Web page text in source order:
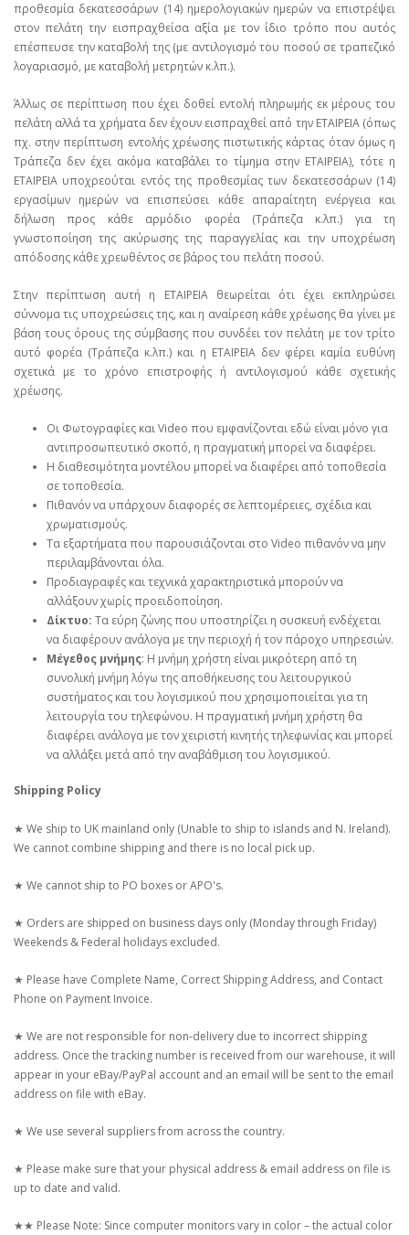
προθεσμία δεκατεσσάρων (14) ημερολογιακών ημερών να επιστρέψει
στον πελάτη την εισπραχθείσα αξία με τον ίδιο τρόπο που αυτός
επέσπευσε την καταβολή της (με αντιλογισμό του ποσού σε τραπεζικό
λογαριασμό, με καταβολή μετρητών κ.λπ.).
Άλλως σε περίπτωση που έχει δοθεί εντολή πληρωμής εκ μέρους του
πελάτη αλλά τα χρήματα δεν έχουν εισπραχθεί από την ΕΤΑΙΡΕΙΑ (όπως
πχ. στην περίπτωση εντολής χρέωσης πιστωτικής κάρτας όταν όμως η
Τράπεζα δεν έχει ακόμα καταβάλει το τίμημα στην ΕΤΑΙΡΕΙΑ), τότε η
ΕΤΑΙΡΕΙΑ υποχρεούται εντός της προθεσμίας των δεκατεσσάρων (14)
εργασίμων ημερών να επισπεύσει κάθε απαραίτητη ενέργεια και
δήλωση προς κάθε αρμόδιο φορέα (Τράπεζα κ.λπ.) για τη
γνωστοποίηση της ακύρωσης της παραγγελίας και την υποχρέωση
απόδοσης κάθε χρεωθέντος σε βάρος του πελάτη ποσού.
Στην περίπτωση αυτή η ΕΤΑΙΡΕΙΑ θεωρείται ότι έχει εκπληρώσει
σύννομα τις υποχρεώσεις της, και η αναίρεση κάθε χρέωσης θα γίνει με
βάση τους όρους της σύμβασης που συνδέει τον πελάτη με τον τρίτο
αυτό φορέα (Τράπεζα κ.λπ.) και η ΕΤΑΙΡΕΙΑ δεν φέρει καμία ευθύνη
σχετικά με το χρόνο επιστροφής ή αντιλογισμού κάθε σχετικής
χρέωσης.
Οι Φωτογραφίες και Video που εμφανίζονται εδώ είναι μόνο για
αντιπροσωπευτικό σκοπό, η πραγματική μπορεί να διαφέρει.
Η διαθεσιμότητα μοντέλου μπορεί να διαφέρει από τοποθεσία
σε τοποθεσία.
Πιθανόν να υπάρχουν διαφορές σε λεπτομέρειες, σχέδια και
χρωματισμούς.
Τα εξαρτήματα που παρουσιάζονται στο Video πιθανόν να μην
περιλαμβάνονται όλα.
Προδιαγραφές και τεχνικά χαρακτηριστικά μπορούν να
αλλάξουν χωρίς προειδοποίηση.
Δίκτυο: Τα εύρη ζώνης που υποστηρίζει η συσκευή ενδέχεται
να διαφέρουν ανάλογα με την περιοχή ή τον πάροχο υπηρεσιών.
Μέγεθος μνήμης: Η μνήμη χρήστη είναι μικρότερη από τη
συνολική μνήμη λόγω της αποθήκευσης του λειτουργικού
συστήματος και του λογισμικού που χρησιμοποιείται για τη
λειτουργία του τηλεφώνου. Η πραγματική μνήμη χρήστη θα
διαφέρει ανάλογα με τον χειριστή κινητής τηλεφωνίας και μπορεί
να αλλάξει μετά από την αναβάθμιση του λογισμικού.
Shipping Policy
★ We ship to UK mainland only (Unable to ship to islands and N. Ireland).
We cannot combine shipping and there is no local pick up.
★ We cannot ship to PO boxes or APO's.
★ Orders are shipped on business days only (Monday through Friday)
Weekends & Federal holidays excluded.
★ Please have Complete Name, Correct Shipping Address, and Contact
Phone on Payment Invoice.
★ We are not responsible for non-delivery due to incorrect shipping
address. Once the tracking number is received from our warehouse, it will
appear in your eBay/PayPal account and an email will be sent to the email
address on file with eBay.
★ We use several suppliers from across the country.
★ Please make sure that your physical address & email address on file is
up to date and valid.
★★ Please Note: Since computer monitors vary in color – the actual color